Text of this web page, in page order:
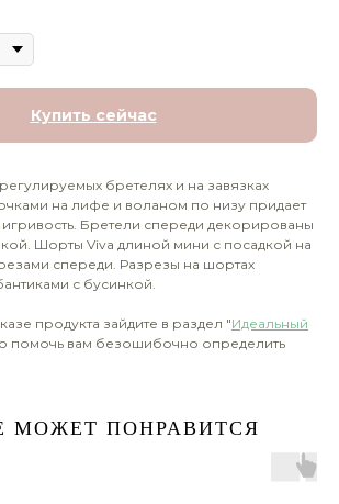
Купить сейчас
бретелях и на завязках
на лифе и воланом по низу придает
игривость. Бретели спереди декорированы
Шорты Viva длиной мини с посадкой на
спереди. Разрезы на шортах
с бусинкой.
продукта зайдите в раздел "Идеальный
помочь вам безошибочно определить
МОЖЕТ ПОНРАВИТСЯ